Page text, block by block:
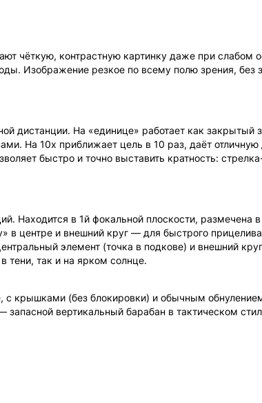
чёткую, контрастную картинку даже при слабом
Изображение резкое по всему полю зрения, без
дистанции. На «единице» работает как
На 10x приближает цель в 10 раз, даёт отличную
быстро и точно выставить кратность:
Находится в 1й фокальной плоскости,
в центре и внешний круг — для быстрого
элемент (точка в подкове) и внешний
тени, так и на ярком солнце.
с крышками (без блокировки) и обычным
вертикальный барабан в тактическом